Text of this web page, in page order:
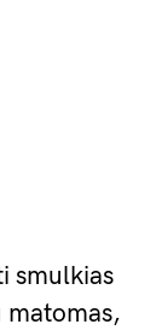
smulkias
matomas,